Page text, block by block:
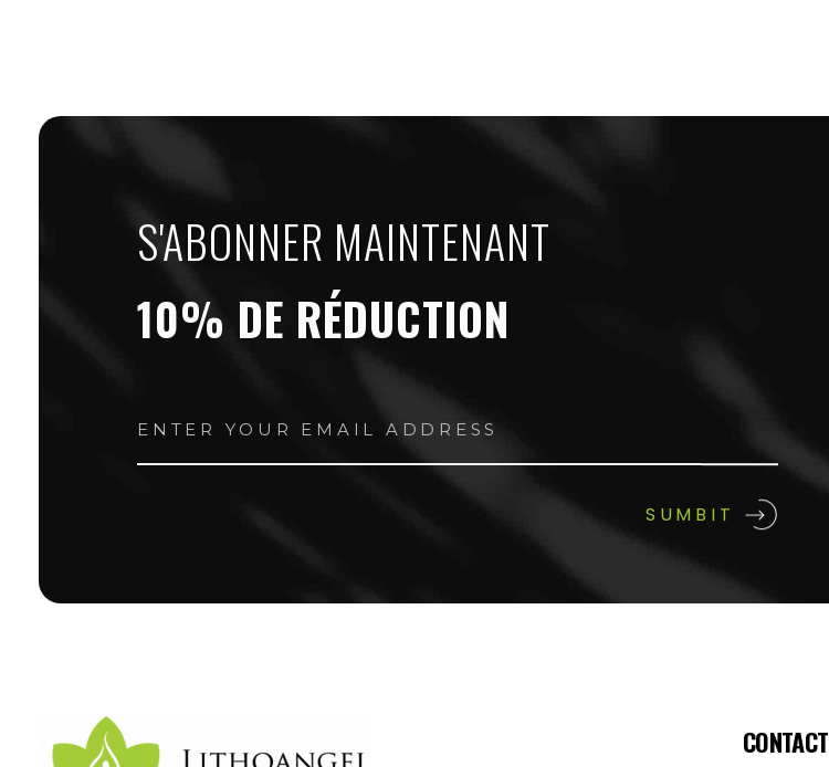
S'ABONNER MAINTENANT
10% DE RÉDUCTION
CONTACT